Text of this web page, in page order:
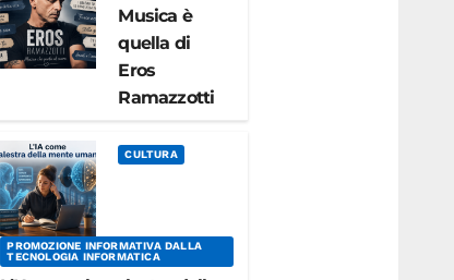
Musica è
quella di
Eros
Ramazzotti
CULTURA
PROMOZIONE INFORMATIVA DALLA
TECNOLOGIA INFORMATICA